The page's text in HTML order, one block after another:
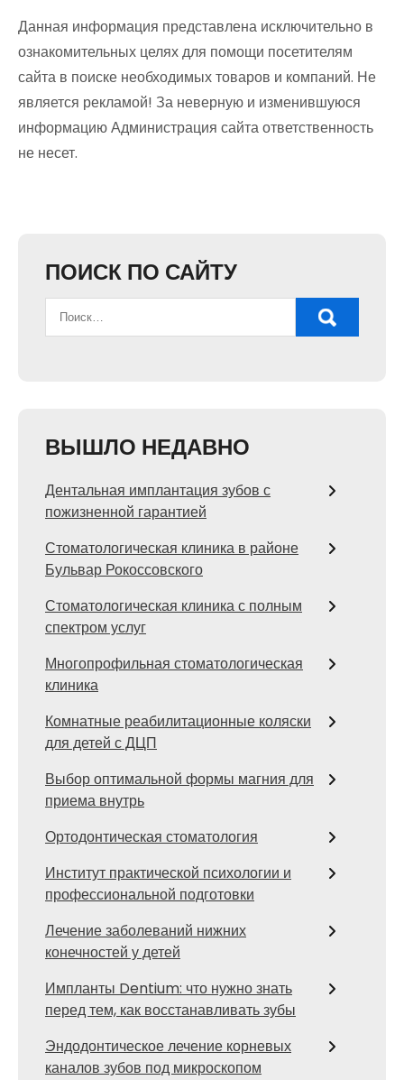
Данная информация представлена исключительно в
ознакомительных целях для помощи посетителям
сайта в поиске необходимых товаров и компаний. Не
является рекламой! За неверную и изменившуюся
информацию Администрация сайта ответственность
не несет.
ПОИСК ПО САЙТУ
ВЫШЛО НЕДАВНО
Дентальная имплантация зубов с
пожизненной гарантией
Стоматологическая клиника в районе
Бульвар Рокоссовского
Стоматологическая клиника с полным
спектром услуг
Многопрофильная стоматологическая
клиника
Комнатные реабилитационные коляски
для детей с ДЦП
Выбор оптимальной формы магния для
приема внутрь
Ортодонтическая стоматология
Институт практической психологии и
профессиональной подготовки
Лечение заболеваний нижних
конечностей у детей
Импланты Dentium: что нужно знать
перед тем, как восстанавливать зубы
Эндодонтическое лечение корневых
каналов зубов под микроскопом